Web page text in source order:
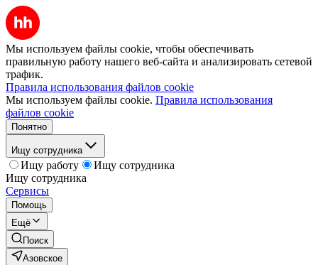
Мы используем файлы cookie, чтобы обеспечивать
правильную работу нашего веб-сайта и анализировать сетевой
трафик.
Правила использования файлов cookie
Мы используем файлы cookie. Правила использования
файлов cookie
Понятно
Ищу сотрудника
Ищу работу
Ищу сотрудника
Ищу сотрудника
Сервисы
Помощь
Ещё
Поиск
Азовское